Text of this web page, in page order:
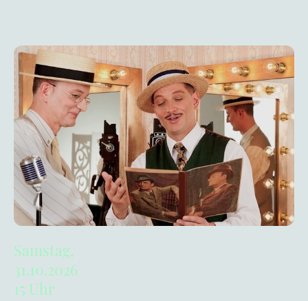
Samstag,
31.10.2026
15 Uhr